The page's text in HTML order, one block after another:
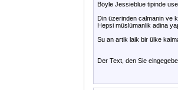
Böyle Jessieblue tipinde
Din üzerinden calmanin ve
Hepsi müslümanlik adina
Su an artik laik bir ülke
Der Text, den Sie